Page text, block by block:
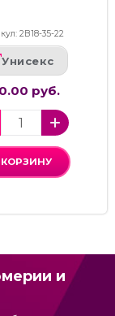
2В18-35-22
Унисекс
руб.
КОРЗИНУ
и